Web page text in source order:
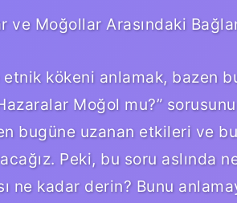
ve Moğollar Arasındaki
kökeni anlamak, bazen
Moğol mu?”
bugüne uzanan etkileri ve
Peki, bu soru aslında
ne kadar derin? Bunu